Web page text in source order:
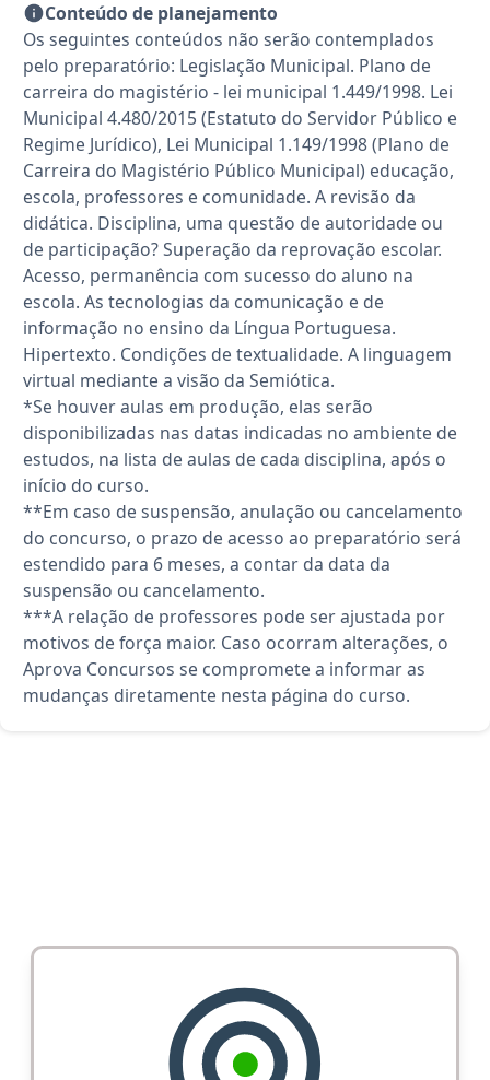
Conteúdo de planejamento
Os seguintes conteúdos não serão contemplados
pelo preparatório: Legislação Municipal. Plano de
carreira do magistério - lei municipal 1.449/1998. Lei
Municipal 4.480/2015 (Estatuto do Servidor Público e
Regime Jurídico), Lei Municipal 1.149/1998 (Plano de
Carreira do Magistério Público Municipal) educação,
escola, professores e comunidade. A revisão da
didática. Disciplina, uma questão de autoridade ou
de participação? Superação da reprovação escolar.
Acesso, permanência com sucesso do aluno na
escola. As tecnologias da comunicação e de
informação no ensino da Língua Portuguesa.
Hipertexto. Condições de textualidade. A linguagem
virtual mediante a visão da Semiótica.
*Se houver aulas em produção, elas serão
disponibilizadas nas datas indicadas no ambiente de
estudos, na lista de aulas de cada disciplina, após o
início do curso.
**Em caso de suspensão, anulação ou cancelamento
do concurso, o prazo de acesso ao preparatório será
estendido para 6 meses, a contar da data da
suspensão ou cancelamento.
***A relação de professores pode ser ajustada por
motivos de força maior. Caso ocorram alterações, o
Aprova Concursos se compromete a informar as
mudanças diretamente nesta página do curso.